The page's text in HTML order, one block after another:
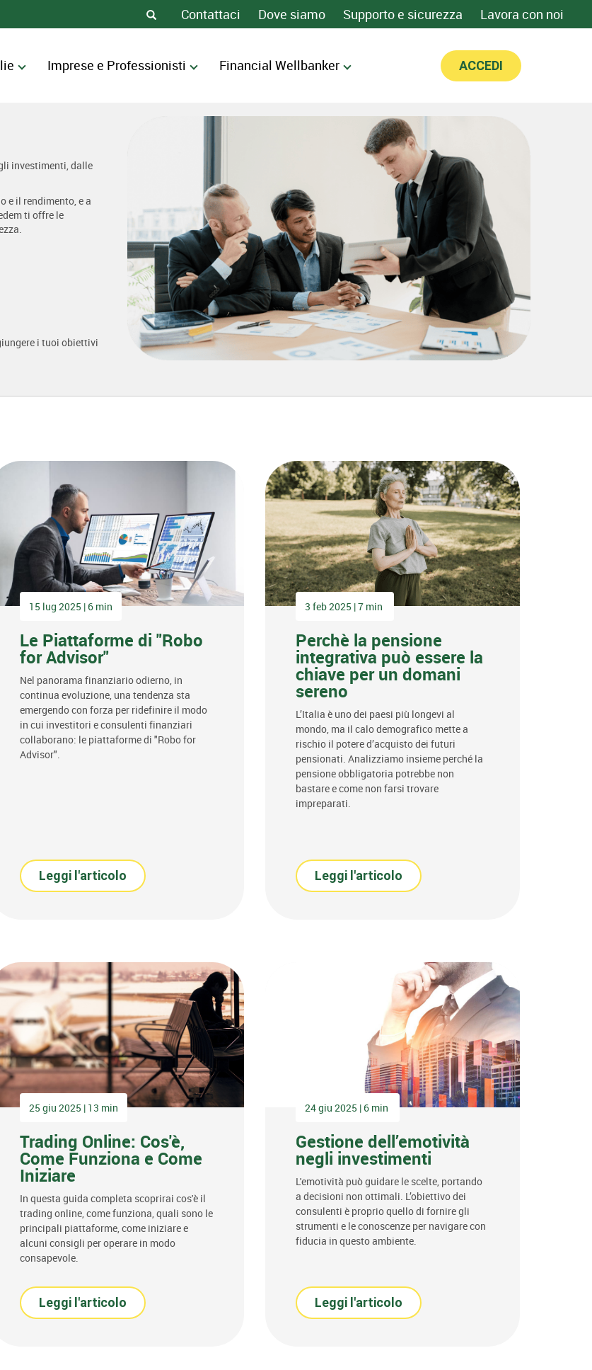
Contattaci Dove siamo Supporto e sicurezza Lavora con noi
Imprese e Professionisti Financial Wellbanker ACCEDI
investimenti, dalle
e il rendimento, e a
ti offre le
i tuoi obiettivi
15 lug 2025 | 6 min
Le Piattaforme di "Robo
for Advisor"
Nel panorama finanziario odierno, in
continua evoluzione, una tendenza sta
emergendo con forza per ridefinire il modo
in cui investitori e consulenti finanziari
collaborano: le piattaforme di "Robo for
Advisor".
Leggi l'articolo
3 feb 2025 | 7 min
Perchè la pensione
integrativa può essere la
chiave per un domani
sereno
L’Italia è uno dei paesi più longevi al
mondo, ma il calo demografico mette a
rischio il potere d’acquisto dei futuri
pensionati. Analizziamo insieme perché la
pensione obbligatoria potrebbe non
bastare e come non farsi trovare
impreparati.
Leggi l'articolo
25 giu 2025 | 13 min
Trading Online: Cos'è,
Come Funziona e Come
Iniziare
In questa guida completa scoprirai cos'è il
trading online, come funziona, quali sono le
principali piattaforme, come iniziare e
alcuni consigli per operare in modo
consapevole.
Leggi l'articolo
24 giu 2025 | 6 min
Gestione dell’emotività
negli investimenti
L'emotività può guidare le scelte, portando
a decisioni non ottimali. L’obiettivo dei
consulenti è proprio quello di fornire gli
strumenti e le conoscenze per navigare con
fiducia in questo ambiente.
Leggi l'articolo